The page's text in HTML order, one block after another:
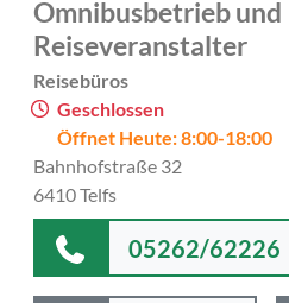
Omnibusbetrieb und
Reiseveranstalter
Reisebüros
Geschlossen
Öffnet Heute: 8:00-18:00
Bahnhofstraße 32
6410 Telfs
05262/62226